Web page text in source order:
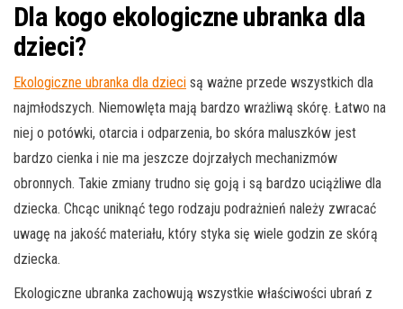
Dla kogo ekologiczne ubranka dla
dzieci?
Ekologiczne ubranka dla dzieci są ważne przede wszystkich dla
najmłodszych. Niemowlęta mają bardzo wrażliwą skórę. Łatwo na
niej o potówki, otarcia i odparzenia, bo skóra maluszków jest
bardzo cienka i nie ma jeszcze dojrzałych mechanizmów
obronnych. Takie zmiany trudno się goją i są bardzo uciążliwe dla
dziecka. Chcąc uniknąć tego rodzaju podrażnień należy zwracać
uwagę na jakość materiału, który styka się wiele godzin ze skórą
dziecka.
Ekologiczne ubranka zachowują wszystkie właściwości ubrań z